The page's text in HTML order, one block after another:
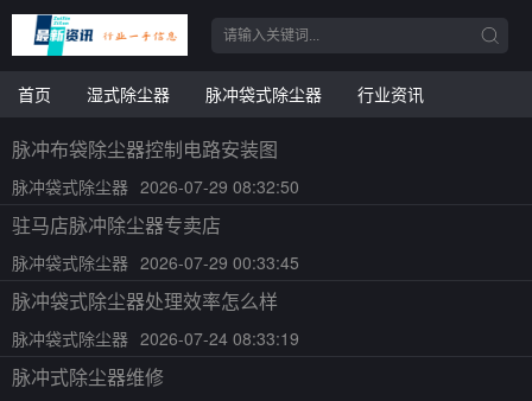
首页 湿式除尘器 脉冲袋式除尘器 行业资讯
脉冲布袋除尘器控制电路安装图
脉冲袋式除尘器 2026-07-29 08:32:50
驻马店脉冲除尘器专卖店
脉冲袋式除尘器 2026-07-29 00:33:45
脉冲袋式除尘器处理效率怎么样
脉冲袋式除尘器 2026-07-24 08:33:19
脉冲式除尘器维修